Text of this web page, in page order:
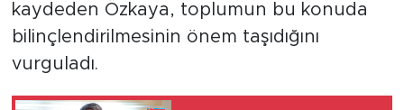
kaydeden Özkaya, toplumun bu konuda
bilinçlendirilmesinin önem taşıdığını
vurguladı.